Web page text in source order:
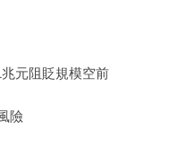
元阻貶規模空前
險